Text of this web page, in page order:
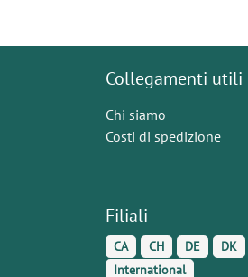
Collegamenti utili
Chi siamo
Costi di spedizione
Filiali
CA CH DE DK
International